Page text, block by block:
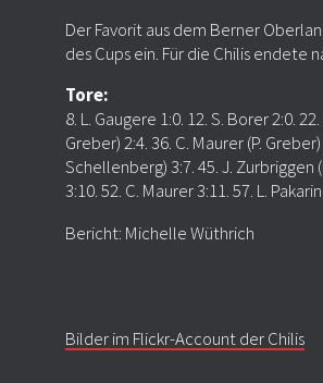
Der Favorit aus dem Berner
des Cups ein. Für die Chilis
Tore:
8. L. Gaugere 1:0. 12. S. Borer 2:0.
Greber) 2:4. 36. C. Maurer (P.
Schellenberg) 3:7. 45. J. Zurbriggen
3:10. 52. C. Maurer 3:11. 57. L.
Bericht: Michelle Wüthrich
Bilder im Flickr-Account der Chilis